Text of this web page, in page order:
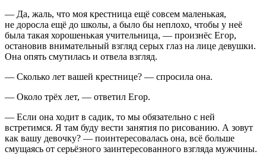
— Да, жаль, что моя крестница ещё совсем маленькая,
не доросла ещё до школы, а было бы неплохо, чтобы у неё
была такая хорошенькая учительница, — произнёс Егор,
остановив внимательный взгляд серых глаз на лице девушки.
Она опять смутилась и отвела взгляд.
— Сколько лет вашей крестнице? — спросила она.
— Около трёх лет, — ответил Егор.
— Если она ходит в садик, то мы обязательно с ней
встретимся. Я там буду вести занятия по рисованию. А зовут
как вашу девочку? — поинтересовалась она, всё больше
смущаясь от серьёзного заинтересованного взгляда мужчины.